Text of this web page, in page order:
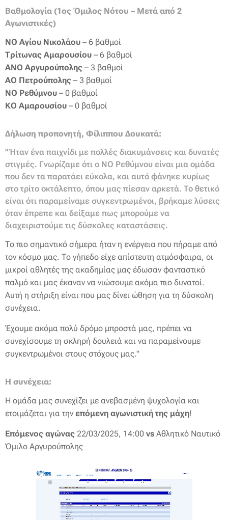
Βαθμολογία (1ος Όμιλος Νότου – Μετά από 2
Αγωνιστικές)
ΝΟ Αγίου Νικολάου – 6 βαθμοί
Τρίτωνας Αμαρουσίου – 6 βαθμοί
ΑΝΟ Αργυρούπολης – 3 βαθμοί
ΑΟ Πετρούπολης – 3 βαθμοί
ΝΟ Ρεθύμνου – 0 βαθμοί
ΚΟ Αμαρουσίου – 0 βαθμοί
Δήλωση προπονητή, Φίλιππου Δουκατά:
"Ήταν ένα παιχνίδι με πολλές διακυμάνσεις και δυνατές
στιγμές. Γνωρίζαμε ότι ο ΝΟ Ρεθύμνου είναι μια ομάδα
που δεν τα παρατάει εύκολα, και αυτό φάνηκε κυρίως
στο τρίτο οκτάλεπτο, όπου μας πίεσαν αρκετά. Το θετικό
είναι ότι παραμείναμε συγκεντρωμένοι, βρήκαμε λύσεις
όταν έπρεπε και δείξαμε πως μπορούμε να
διαχειριστούμε τις δύσκολες καταστάσεις.
Το πιο σημαντικό σήμερα ήταν η ενέργεια που πήραμε από
τον κόσμο μας. Το γήπεδο είχε απίστευτη ατμόσφαιρα, οι
μικροί αθλητές της ακαδημίας μας έδωσαν φανταστικό
παλμό και μας έκαναν να νιώσουμε ακόμα πιο δυνατοί.
Αυτή η στήριξη είναι που μας δίνει ώθηση για τη δύσκολη
συνέχεια.
Έχουμε ακόμα πολύ δρόμο μπροστά μας, πρέπει να
συνεχίσουμε τη σκληρή δουλειά και να παραμείνουμε
συγκεντρωμένοι στους στόχους μας."
Η συνέχεια:
Η ομάδα μας συνεχίζει με ανεβασμένη ψυχολογία και
ετοιμάζεται για την επόμενη αγωνιστική της μάχη!
Επόμενος αγώνας 22/03/2025, 14:00 vs Αθλητικό Ναυτικό
Όμιλο Αργυρούπολης